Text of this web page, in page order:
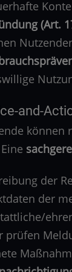
(Art.
and-
können
der
der
prüfen